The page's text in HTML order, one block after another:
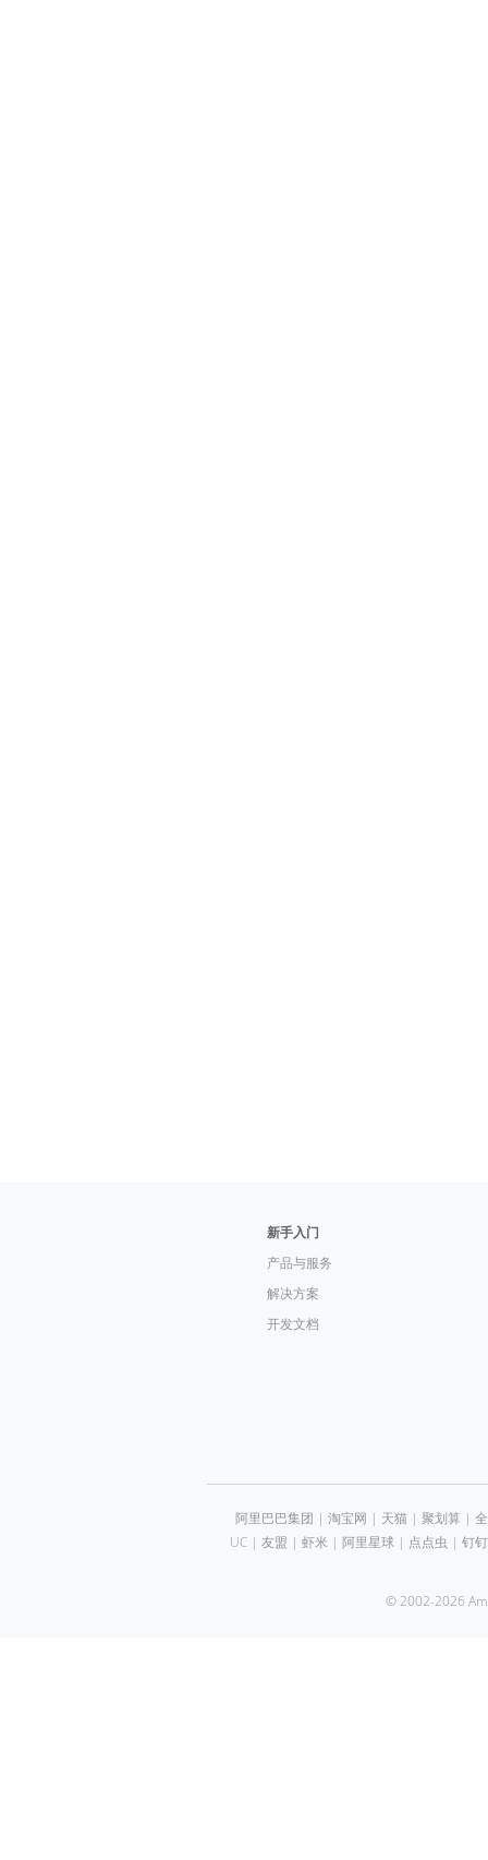
新手入门
产品与服务
解决方案
开发文档
阿里巴巴集团 | 淘宝网 | 天猫| 聚划算 |
UC| 友盟 | 虾米 | 阿里星球| 点点虫 | 钉钉
© 2002-2026